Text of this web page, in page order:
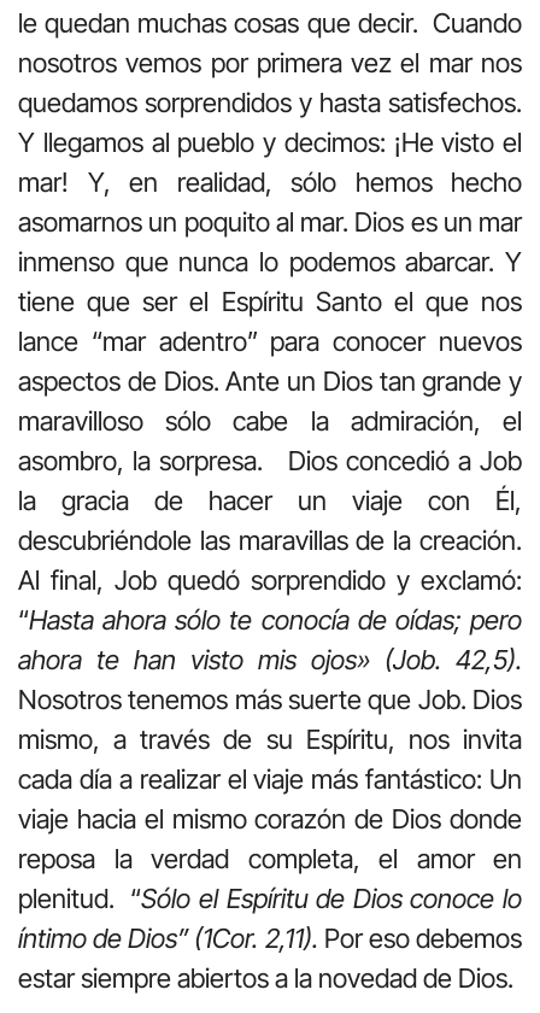
le quedan muchas cosas que decir. Cuando
nosotros vemos por primera vez el mar nos
quedamos sorprendidos y hasta satisfechos.
Y llegamos al pueblo y decimos: ¡He visto el
mar! Y, en realidad, sólo hemos hecho
asomarnos un poquito al mar. Dios es un mar
inmenso que nunca lo podemos abarcar. Y
tiene que ser el Espíritu Santo el que nos
lance “mar adentro” para conocer nuevos
aspectos de Dios. Ante un Dios tan grande y
maravilloso sólo cabe la admiración, el
asombro, la sorpresa. Dios concedió a Job
la gracia de hacer un viaje con Él,
descubriéndole las maravillas de la creación.
Al final, Job quedó sorprendido y exclamó:
“Hasta ahora sólo te conocía de oídas; pero
ahora te han visto mis ojos» (Job. 42,5).
Nosotros tenemos más suerte que Job. Dios
mismo, a través de su Espíritu, nos invita
cada día a realizar el viaje más fantástico: Un
viaje hacia el mismo corazón de Dios donde
reposa la verdad completa, el amor en
plenitud. “Sólo el Espíritu de Dios conoce lo
íntimo de Dios” (1Cor. 2,11). Por eso debemos
estar siempre abiertos a la novedad de Dios.